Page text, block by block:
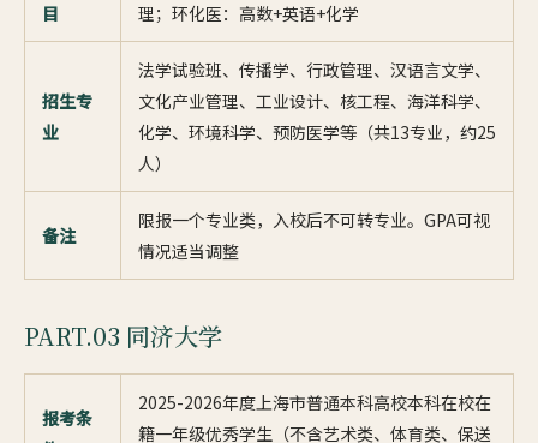
目
理；环化医：高数+英语+化学
招生专
业
法学试验班、传播学、行政管理、汉语言文学、
文化产业管理、工业设计、核工程、海洋科学、
化学、环境科学、预防医学等（共13专业，约25
人）
备注
限报一个专业类，入校后不可转专业。GPA可视
情况适当调整
PART.03 同济大学
报考条
2025-2026年度上海市普通本科高校本科在校在
籍一年级优秀学生（不含艺术类、体育类、保送